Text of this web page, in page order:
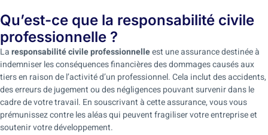
Qu’est-ce que la responsabilité civile
professionnelle ?
Laresponsabilité civile professionnelleest une assurance destinée à
indemniser les conséquences financières des dommages causés aux
tiers en raison de l’activité d’un professionnel. Cela inclut des accidents,
des erreurs de jugement ou des négligences pouvant survenir dans le
cadre de votre travail. En souscrivant à cette assurance, vous vous
prémunissez contre les aléas qui peuvent fragiliser votre entreprise et
soutenir votre développement.